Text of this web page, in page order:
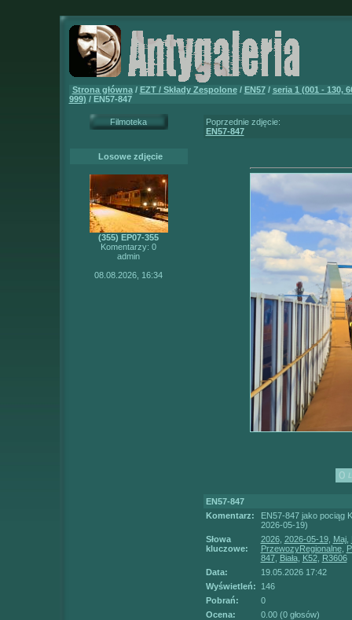
Strona główna/ EZT / Składy Zespolone/ EN57/ seria 1 (001 - 130,
999) / EN57-847
Filmoteka
Losowe zdjęcie
(355) EP07-355
Komentarzy: 0
admin
08.08.2026, 16:34
Poprzednie zdjęcie:
EN57-847
EN57-847
Komentarz:
EN57-847 jako pociąg
2026-05-19)
Słowa
kluczowe:
2026, 2026-05-19, Maj,
PrzewozyRegionalne,
847, Biała, K52, R3606
Data:
19.05.2026 17:42
Wyświetleń:
146
Pobrań:
0
Ocena:
0.00 (0 głosów)